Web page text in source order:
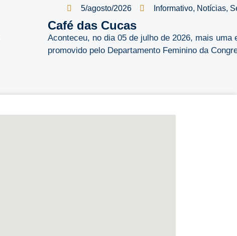
5/agosto/2026 Informativo, Notícias,
Café das Cucas
Aconteceu, no dia 05 de julho de 2026, mais
promovido pelo Departamento Feminino da